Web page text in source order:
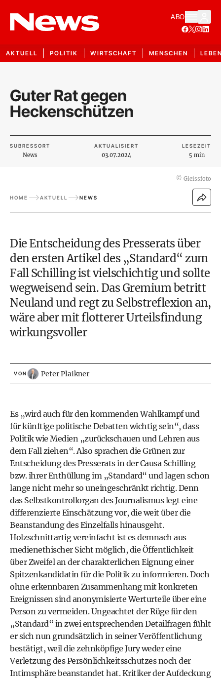
ABO
AKTUELL POLITIK WIRTSCHAFT MENSCHEN
Guter Rat gegen
Heckenschützen
SUBRESSORT
News
AKTUALISIERT
03.07.2024
LESEZEIT
5 min
© Gleissfoto
HOME AKTUELL NEWS
Die Entscheidung des Presserats über
den ersten Artikel des „Standard“ zum
Fall Schilling ist vielschichtig und sollte
wegweisend sein. Das Gremium betritt
Neuland und regt zu Selbstreflexion an,
wäre aber mit flotterer Urteilsfindung
wirkungsvoller
VON Peter Plaikner
Es „wird auch für den kommenden Wahlkampf und
für künftige politische Debatten wichtig sein“, dass
Politik wie Medien „zurückschauen und Lehren aus
dem Fall ziehen“. Also sprachen die Grünenzur
Entscheidung des Presserats in der Causa Schilling
bzw. ihrer Enthüllung im „Standard“ und lagen schon
lange nicht mehr so uneingeschränkt richtig. Denn
das Selbstkontrollorgan des Journalismus legt eine
differenzierte Einschätzung vor, die weit über die
Beanstandung des Einzelfalls hinausgeht.
Holzschnittartig vereinfacht ist es demnach aus
medienethischer Sicht möglich, die Öffentlichkeit
über Zweifel an der charakterlichen Eignung einer
Spitzenkandidatin für die Politik zu informieren. Doch
ohne erkennbaren Zusammenhang mit konkreten
Ereignissen sind anonymisierte Werturteile über eine
Person zu vermeiden. Ungeachtet der Rüge für den
„Standard“ in zwei entsprechenden Detailfragen fühlt
er sich nun grundsätzlich in seiner Veröffentlichung
bestätigt, weil die zehnköpfige Jury weder eine
Verletzung des Persönlichkeitsschutzes noch der
Intimsphäre beanstandet hat. Kritiker der Aufdeckung